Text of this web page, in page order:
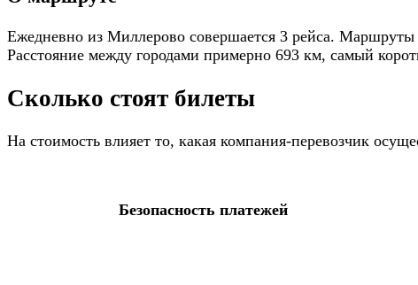
Ежедневно из Миллерово совершается 3 рейса. Маршруты
Расстояние между городами примерно 693 км, самый
Сколько стоят билеты
На стоимость влияет то, какая компания-перевозчик
Безопасность платежей